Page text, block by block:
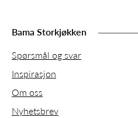
Bama Storkjøkken
Spørsmål og svar
Inspirasjon
Om oss
Nyhetsbrev